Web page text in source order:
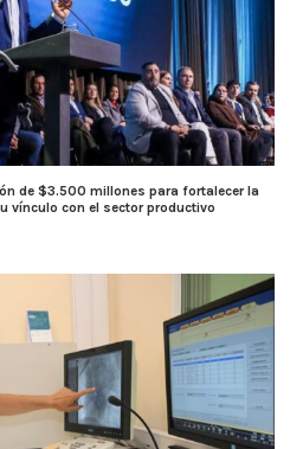
de $3.500 millones para fortalecer la
vínculo con el sector productivo